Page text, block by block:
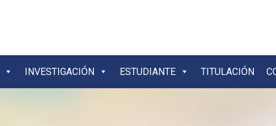
INVESTIGACIÓN ESTUDIANTE TITULACIÓN